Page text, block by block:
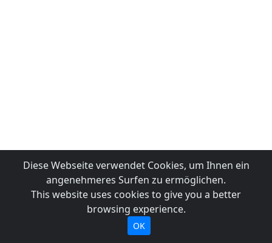
Diese Webseite verwendet Cookies, um Ihnen ein
angenehmeres Surfen zu ermöglichen.
This website uses cookies to give you a better
browsing experience.
OK